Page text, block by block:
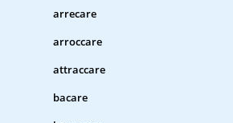
arrecare
arroccare
attraccare
bacare